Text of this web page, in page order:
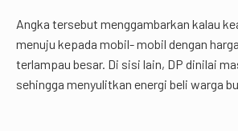
Angka tersebut menggambarkan kalau
menuju kepada mobil- mobil dengan
terlampau besar. Di sisi lain, DP dinilai
sehingga menyulitkan energi beli warga